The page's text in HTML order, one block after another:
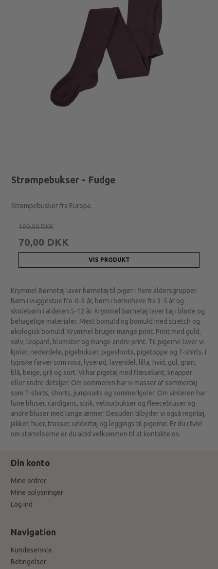
Strømpebukser - Fudge
Strømpebusker fra Europa.
100,00 DKK
70,00 DKK
VIS PRODUKT
Krymmel Børnetøj laver børnetøj til piger i flere aldersgrupper.
Børn i vuggestue fra 0-3 år, børn i børnehave fra 3-5 år og
skolebørn i alderen 5-12 år. Krymmel børnetøj laver tøj i bløde og
behagelige materialer. Mest bomuld og bomuld med stretch og
økologisk bomuld. Krymmel bruger mange print. Print med guld,
sølv, leopard, blomster og mange andre print. Til pigerne laver vi
kjoler, nederdele, pigebukser, pigeshorts, pigetoppe og T-shirts. I
typiske farver som rosa, lyserød, lavendel, lilla, hvid, gul, grøn,
blå, beige, grå og sort. Vi har pigetøj med flæsekant, knapper
eller andre detaljer. Om sommeren har vi masser af sommertøj
som T-shirts, shorts, jumpsuits og sommerkjoler. Om vinteren har
lune bluser, cardigans, strik, velourbukser og fleecebluser og
andre bluser med lange ærmer. Desuden tilbyder vi også regntøj,
jakker, huer, trusser, undertøj og leggings til pigerne. Er du i tvivl
om størrelserne er du altid velkommen til at kontakte os.
Din konto
Mine ordrer
Mine oplysninger
Log ind
Navigation
Kundeservice
Betingelser